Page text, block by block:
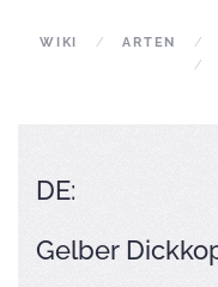
WIKI ARTEN
DE:
Gelber